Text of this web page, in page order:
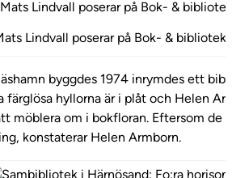
Lindvall poserar på Bok- &
byggdes 1974 inrymdes ett
färglösa hyllorna är i plåt och Helen
möblera om i bokfloran. Eftersom
konstaterar Helen Armborn.